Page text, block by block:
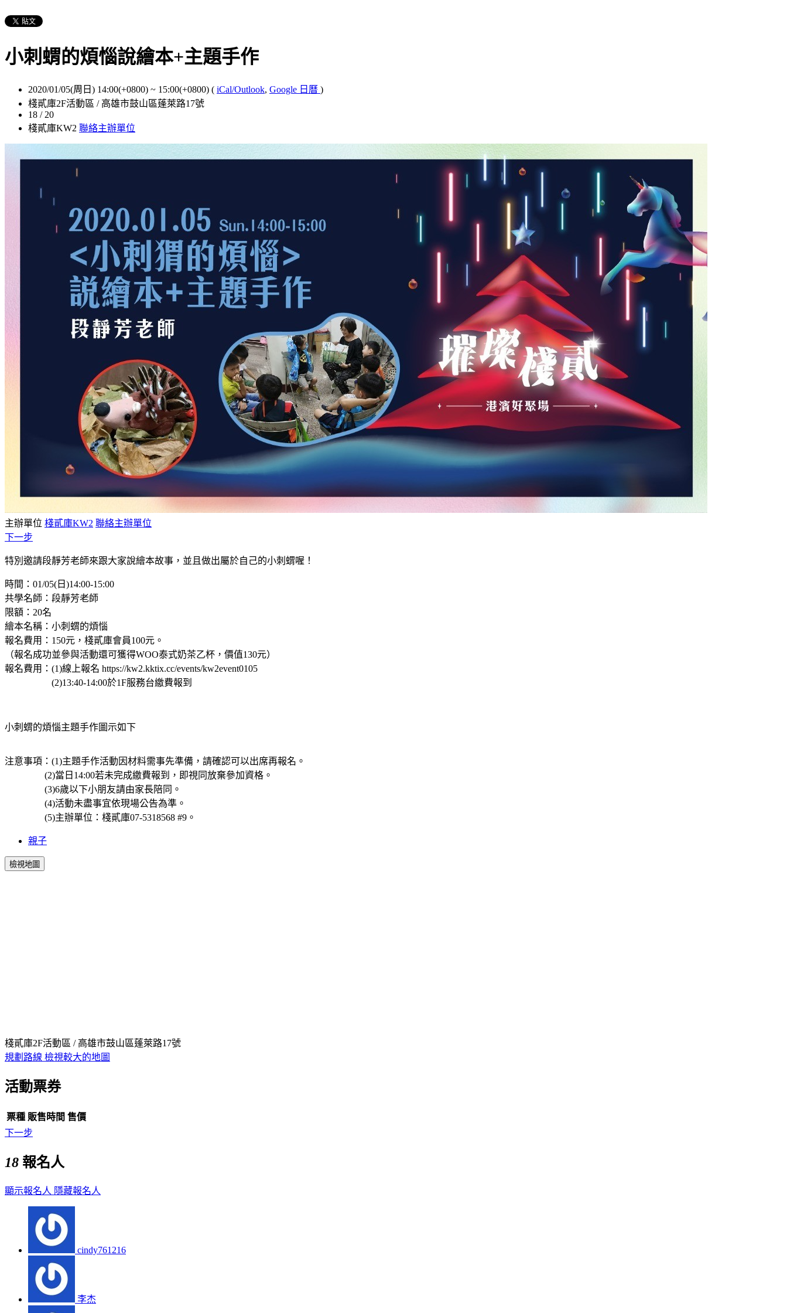
小刺蝟的煩惱說繪本+主題手作
2020/01/05(周日) 14:00(+0800) ~ 15:00(+0800) ( iCal/Outlook, Google 日曆 )
棧貳庫2F活動區 / 高雄市鼓山區蓬萊路17號
18 / 20
棧貳庫KW2 聯絡主辦單位
主辦單位 棧貳庫KW2 聯絡主辦單位
下一步
特別邀請段靜芳老師來跟大家說繪本故事，並且做出屬於自己的小刺蝟喔！
時間：01/05(日)14:00-15:00
共學名師：段靜芳老師
限額：20名
繪本名稱：小刺蝟的煩惱
報名費用：150元，棧貳庫會員100元。
（報名成功並參與活動還可獲得WOO泰式奶茶乙杯，價值130元）
報名費用：(1)線上報名 https://kw2.kktix.cc/events/kw2event0105
(2)13:40-14:00於1F服務台繳費報到
小刺蝟的煩惱主題手作圖示如下
注意事項：(1)主題手作活動因材料需事先準備，請確認可以出席再報名。
(2)當日14:00若未完成繳費報到，即視同放棄參加資格。
(3)6歲以下小朋友請由家長陪同。
(4)活動未盡事宜依現場公告為準。
(5)主辦單位：棧貳庫07-5318568 #9。
親子
檢視地圖
棧貳庫2F活動區 / 高雄市鼓山區蓬萊路17號
規劃路線 檢視較大的地圖
活動票券
票種 販售時間 售價
下一步
18 報名人
顯示報名人 隱藏報名人
cindy761216
李杰